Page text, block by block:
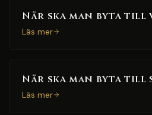
När ska man byta till
Läs mer
När ska man byta till
Läs mer